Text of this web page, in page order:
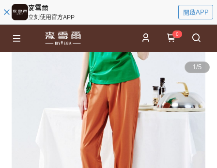
麥雪爾
立刻使用官方APP
開啟APP
0
1/5